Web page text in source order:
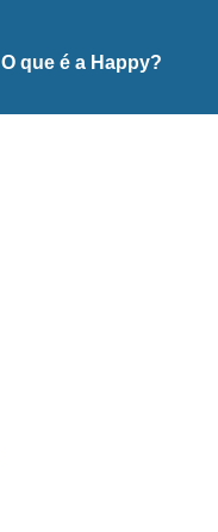
O que é a Happy?